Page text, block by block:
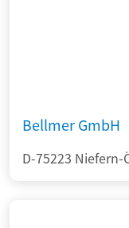
Bellmer GmbH
D-75223